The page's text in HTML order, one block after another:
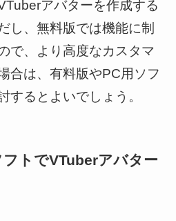
アバターを作成する
し、無料版では機能に制
で、より高度なカスタマ
合は、有料版やPC用ソフ
するとよいでしょう。
トでVTuberアバター